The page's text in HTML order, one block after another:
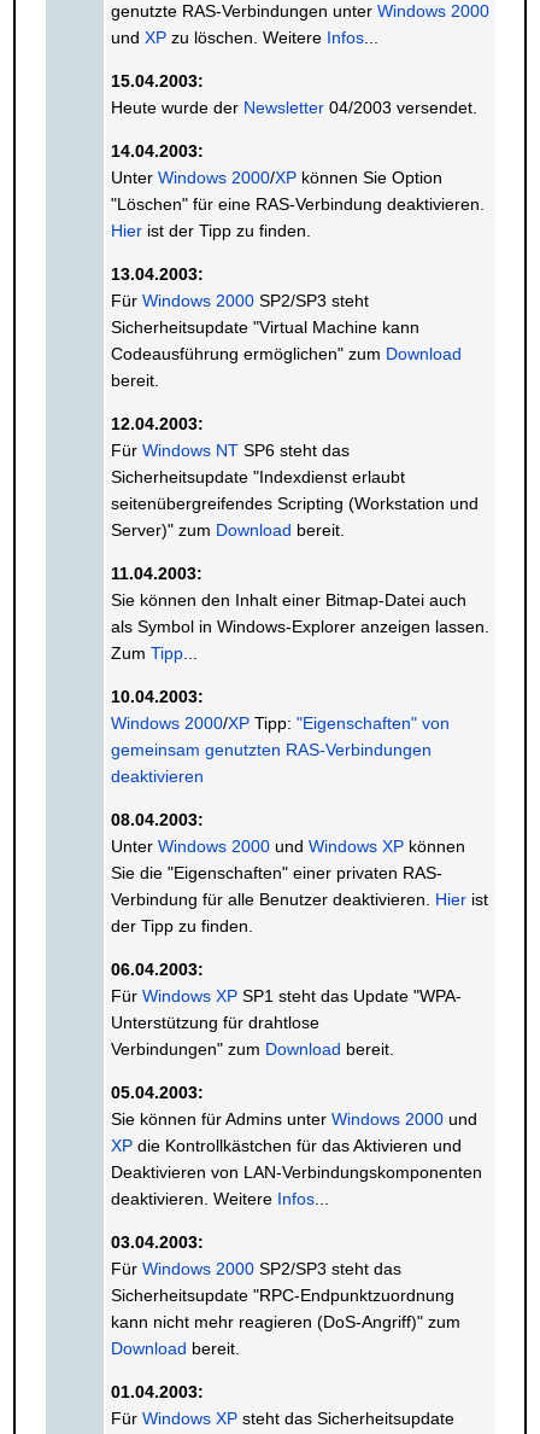
genutzte RAS-Verbindungen unter Windows 2000
und XPzu löschen. Weitere Infos...
15.04.2003:
Heute wurde der Newsletter04/2003 versendet.
14.04.2003:
Unter Windows 2000/XPkönnen Sie Option
"Löschen" für eine RAS-Verbindung deaktivieren.
Hierist der Tipp zu finden.
13.04.2003:
Für Windows 2000SP2/SP3 steht
Sicherheitsupdate "Virtual Machine kann
Codeausführung ermöglichen" zum Download
bereit.
12.04.2003:
Für Windows NTSP6 steht das
Sicherheitsupdate "Indexdienst erlaubt
seitenübergreifendes Scripting (Workstation und
Server)" zum Download bereit.
11.04.2003:
Sie können den Inhalt einer Bitmap-Datei auch
als Symbol in Windows-Explorer anzeigen lassen.
Zum Tipp...
10.04.2003:
Windows 2000/XPTipp: "Eigenschaften" von
gemeinsam genutzten RAS-Verbindungen
deaktivieren
08.04.2003:
Unter Windows 2000und Windows XPkönnen
Sie die "Eigenschaften" einer privaten RAS-
Verbindung für alle Benutzer deaktivieren. Hierist
der Tipp zu finden.
06.04.2003:
Für Windows XPSP1 steht das Update "WPA-
Unterstützung für drahtlose
Verbindungen" zum Download bereit.
05.04.2003:
Sie können für Admins unter Windows 2000und
XPdie Kontrollkästchen für das Aktivieren und
Deaktivieren von LAN-Verbindungskomponenten
deaktivieren. Weitere Infos...
03.04.2003:
Für Windows 2000SP2/SP3 steht das
Sicherheitsupdate "RPC-Endpunktzuordnung
kann nicht mehr reagieren (DoS-Angriff)" zum
Download bereit.
01.04.2003:
Für Windows XPsteht das Sicherheitsupdate